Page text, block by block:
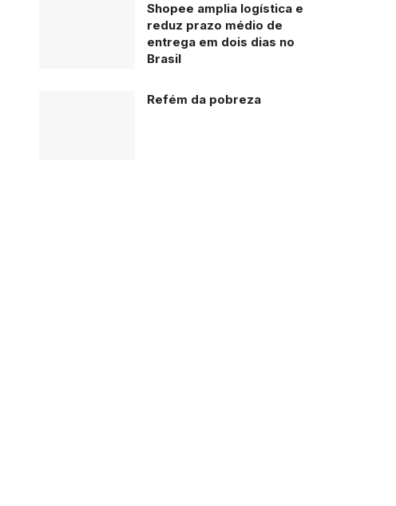
Shopee amplia logística e
reduz prazo médio de
entrega em dois dias no
Brasil
Refém da pobreza